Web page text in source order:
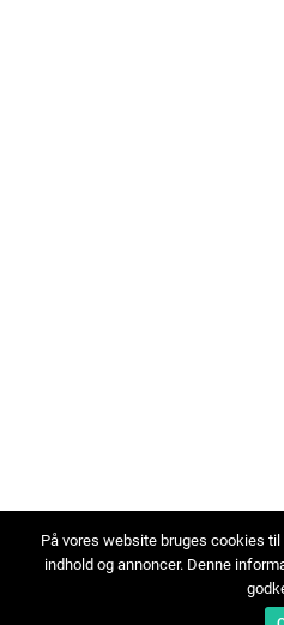
På vores website bruges cookies
indhold og annoncer. Denne